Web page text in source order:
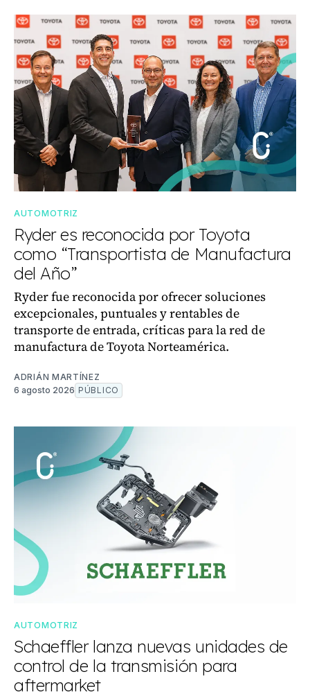
AUTOMOTRIZ
Ryder es reconocida por Toyota
como “Transportista de Manufactura
del Año”
Ryder fue reconocida por ofrecer soluciones
excepcionales, puntuales y rentables de
transporte de entrada, críticas para la red de
manufactura de Toyota Norteamérica.
ADRIÁN MARTÍNEZ
6 agosto 2026 PÚBLICO
AUTOMOTRIZ
Schaeffler lanza nuevas unidades de
control de la transmisión para
aftermarket